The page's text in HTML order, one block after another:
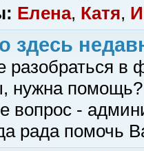
Елена, Катя,
здесь
разобраться в
нужна помощь?
вопрос -
рада помочь